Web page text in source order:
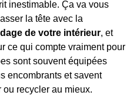
inestimable. Ça va vous
la tête avec la
de votre intérieur, et
ce qui compte vraiment pour
sont souvent équipées
encombrants et savent
recycler au mieux.